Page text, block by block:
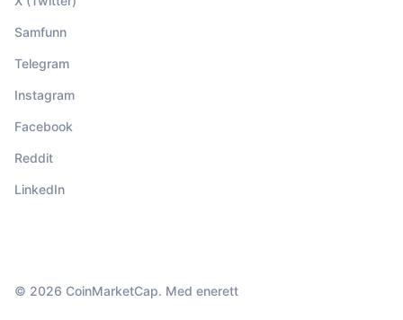
Samfunn
Telegram
Instagram
Facebook
Reddit
LinkedIn
© 2026 CoinMarketCap. Med enerett